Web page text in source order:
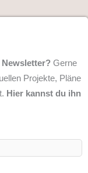
Gerne
Projekte, Pläne
Hier kannst du ihn